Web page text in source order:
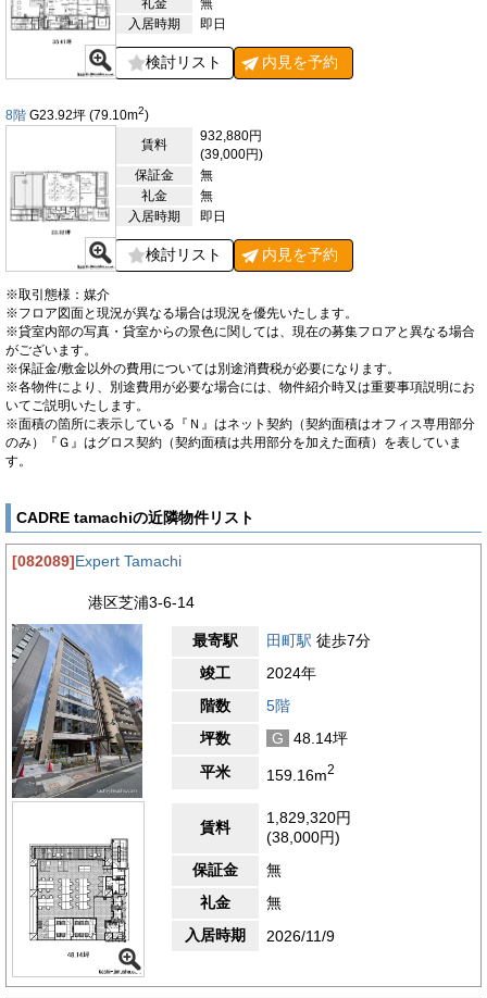
行いやすく、経理処理や資金管理が発生する企業にとって実務上
の利便性が高い立地です。主要な金融機関が揃っているため、用
途に応じて選択できます。郵便局も周辺にあり、契約書や請求書
の発送、荷物の受発送などを日常業務の流れの中で対応できま
ら処理できる環境です。また、コンビニエンスストアやドラッグ
ストア、スーパーマーケットなど生活利便施設も点在しており、
業務に必要な備品の購入や日常的な買い物にも対応しやすい地域
です。芝浦運河沿いの遊歩道など、周辺には開放感を感じられる
空間もあり、業務の合間の気分転換にも適しています。このよう
に、CADRE tamachiの周辺は、飲食店、金融機関、郵便局、商
業施設が揃った都市型業務エリアです。再開発によって整備され
た芝浦・田町エリアの都市機能を活用できる環境が整っており、
継続的なオフィス利用を支える環境が形成されています。
駅からの距離
設備
耐震性
エントランス
入居時期
即日
検討リスト 内見を予約
8階 G23.92坪 (79.10m2)
賃料
932,880円
(39,000円)
保証金
無
礼金
無
入居時期
即日
検討リスト 内見を予約
※取引態様：媒介
※フロア図面と現況が異なる場合は現況を優先いたします。
※貸室内部の写真・貸室からの景色に関しては、現在の募集フロアと異なる場合
がございます。
※保証金/敷金以外の費用については別途消費税が必要になります。
※各物件により、別途費用が必要な場合には、物件紹介時又は重要事項説明にお
いてご説明いたします。
※面積の箇所に表示している『Ｎ』はネット契約（契約面積はオフィス専用部分
のみ）『Ｇ』はグロス契約（契約面積は共用部分を加えた面積）を表していま
す。
CADRE tamachiの近隣物件リスト
[082089]Expert Tamachi
港区芝浦3-6-14
最寄駅 田町駅 徒歩7分
竣工
2024年
階数
5階
坪数
G
48.14坪
平米
159.16m2
賃料
1,829,320円
(38,000円)
保証金
無
礼金
無
入居時期
2026/11/9